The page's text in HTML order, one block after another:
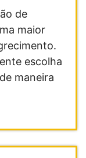
de
maior
escolha
maneira